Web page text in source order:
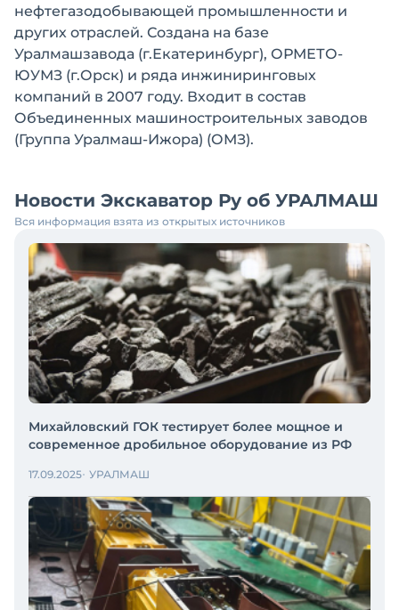
нефтегазодобывающей промышленности и
других отраслей. Создана на базе
Уралмашзавода (г.Екатеринбург), ОРМЕТО-
ЮУМЗ (г.Орск) и ряда инжиниринговых
компаний в 2007 году. Входит в состав
Объединенных машиностроительных заводов
(Группа Уралмаш-Ижора) (ОМЗ).
Новости Экскаватор Ру об УРАЛМАШ
Вся информация взята из открытых источников
Михайловский ГОК тестирует более мощное и
современное дробильное оборудование из РФ
17.09.2025 УРАЛМАШ